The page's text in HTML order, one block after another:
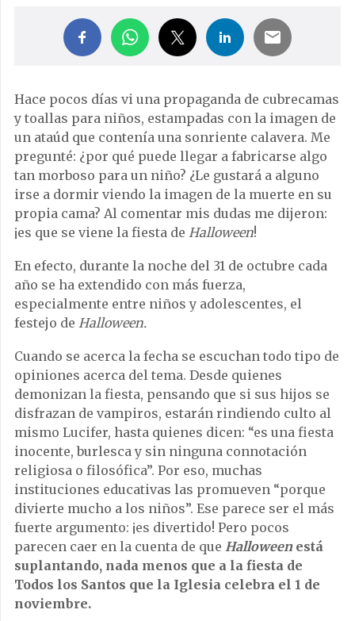
Hace pocos días vi una propaganda de cubrecamas
y toallas para niños, estampadas con la imagen de
un ataúd que contenía una sonriente calavera. Me
pregunté: ¿por qué puede llegar a fabricarse algo
tan morboso para un niño? ¿Le gustará a alguno
irse a dormir viendo la imagen de la muerte en su
propia cama? Al comentar mis dudas me dijeron:
¡es que se viene la fiesta de Halloween!
En efecto, durante la noche del 31 de octubre cada
año se ha extendido con más fuerza,
especialmente entre niños y adolescentes, el
festejo de Halloween.
Cuando se acerca la fecha se escuchan todo tipo de
opiniones acerca del tema. Desde quienes
demonizan la fiesta, pensando que si sus hijos se
disfrazan de vampiros, estarán rindiendo culto al
mismo Lucifer, hasta quienes dicen: “es una fiesta
inocente, burlesca y sin ninguna connotación
religiosa o filosófica”. Por eso, muchas
instituciones educativas las promueven “porque
divierte mucho a los niños”. Ese parece ser el más
fuerte argumento: ¡es divertido! Pero pocos
parecen caer en la cuenta de que Halloweenestá
suplantando, nada menos que a la fiesta de
Todos los Santos que la Iglesia celebra el 1 de
noviembre.